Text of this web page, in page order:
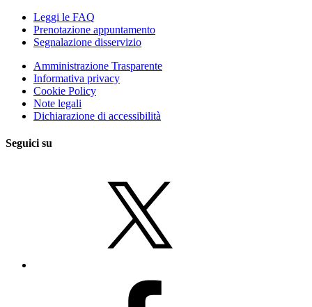
Leggi le FAQ
Prenotazione appuntamento
Segnalazione disservizio
Amministrazione Trasparente
Informativa privacy
Cookie Policy
Note legali
Dichiarazione di accessibilità
Seguici su